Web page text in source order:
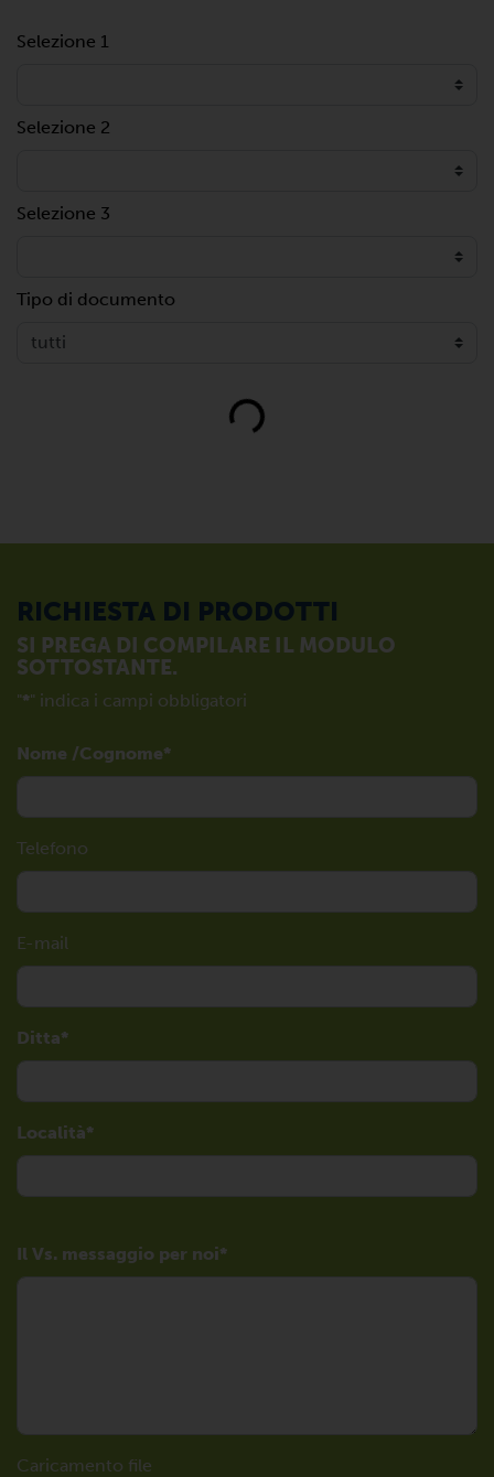
Selezione 1
Selezione 2
Selezione 3
Tipo di documento
Loading...
RICHIESTA DI PRODOTTI
SI PREGA DI COMPILARE IL MODULO
SOTTOSTANTE.
"*" indica i campi obbligatori
Nome /Cognome
Telefono
E-mail
Ditta
Località
Il Vs. messaggio per noi
Caricamento file